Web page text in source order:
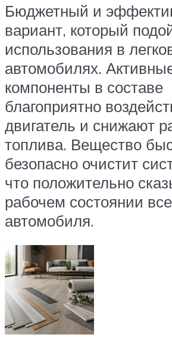
Бюджетный и
вариант, который
использования в
автомобилях.
компоненты в составе
благоприятно
двигатель и снижают
топлива. Вещество
безопасно очистит
что положительно
рабочем состоянии
автомобиля.